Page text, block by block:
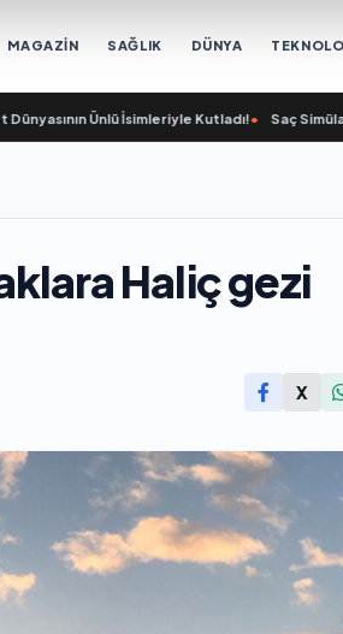
MAGAZİN SAĞLIK DÜNYA
Ünlü İsimleriyle Kutladı!• Saç
Haliç gezi
X